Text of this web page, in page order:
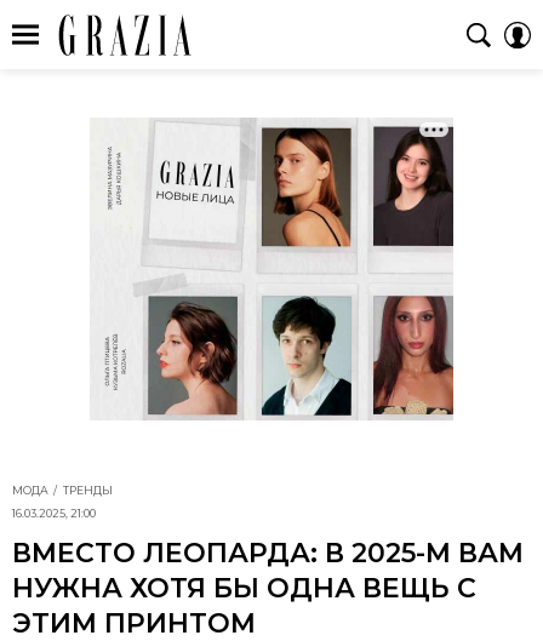
МОДА
ТРЕНДЫ
16.03.2025, 21:00
ВМЕСТО ЛЕОПАРДА: В 2025-М ВАМ
НУЖНА ХОТЯ БЫ ОДНА ВЕЩЬ С
ЭТИМ ПРИНТОМ